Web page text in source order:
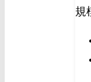
規